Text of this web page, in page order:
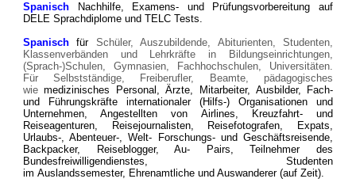
Spanisch
Nachhilfe, Examens- und Prüfungsvorbereitung auf
DELE Sprachdiplome und TELC Tests.
Spanischfür Schüler, Auszubildende, Abiturienten, Studenten,
Klassenverbänden und Lehrkräfte in Bildungseinrichtungen,
(Sprach-)Schulen, Gymnasien, Fachhochschulen, Universitäten.
Für Selbstständige, Freiberufler, Beamte, pädagogisches
wiemedizinisches Personal, Ärzte,
Mitarbeiter, Ausbilder, Fach-
und Führungskräfte internationaler (Hilfs-) Organisationen und
Unternehmen, Angestellten von Airlines, Kreuzfahrt- und
Reiseagenturen, Reisejournalisten, Reisefotografen, Expats,
Urlaubs-, Abenteuer-, Welt- Forschungs- und Geschäftsreisende,
Backpacker, Reiseblogger, Au- Pairs, Teilnehmer des
Bundesfreiwilligendienstes, Studenten
im Auslandssemester, Ehrenamtliche und Auswanderer (auf Zeit).